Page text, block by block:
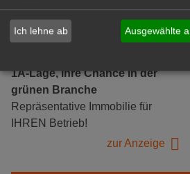
GABOT
1A-Lage, ihre Chance in der
grünen Branche
Repräsentative Immobilie für
IHREN Betrieb!
zur Anzeige
Ich lehne ab Ausgewählte